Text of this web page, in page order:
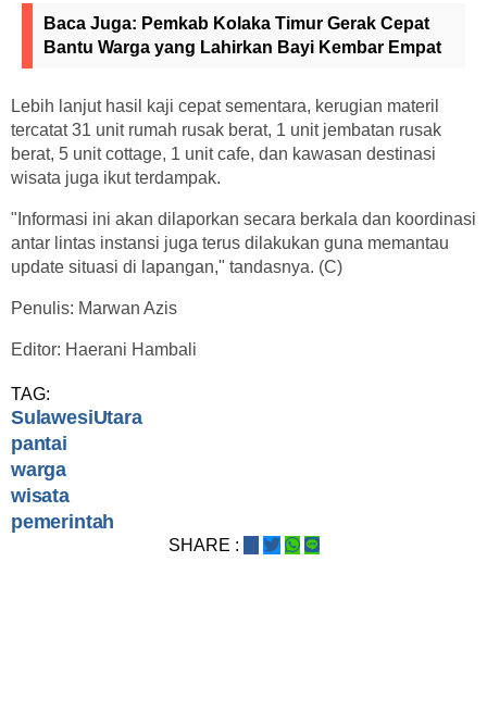
Baca Juga: Pemkab Kolaka Timur Gerak Cepat
Bantu Warga yang Lahirkan Bayi Kembar Empat
Lebih lanjut hasil kaji cepat sementara, kerugian materil
tercatat 31 unit rumah rusak berat, 1 unit jembatan rusak
berat, 5 unit cottage, 1 unit cafe, dan kawasan destinasi
wisata juga ikut terdampak.
"Informasi ini akan dilaporkan secara berkala dan koordinasi
antar lintas instansi juga terus dilakukan guna memantau
update situasi di lapangan," tandasnya. (C)
Penulis: Marwan Azis
Editor: Haerani Hambali
TAG:
SulawesiUtara
pantai
warga
wisata
pemerintah
SHARE :